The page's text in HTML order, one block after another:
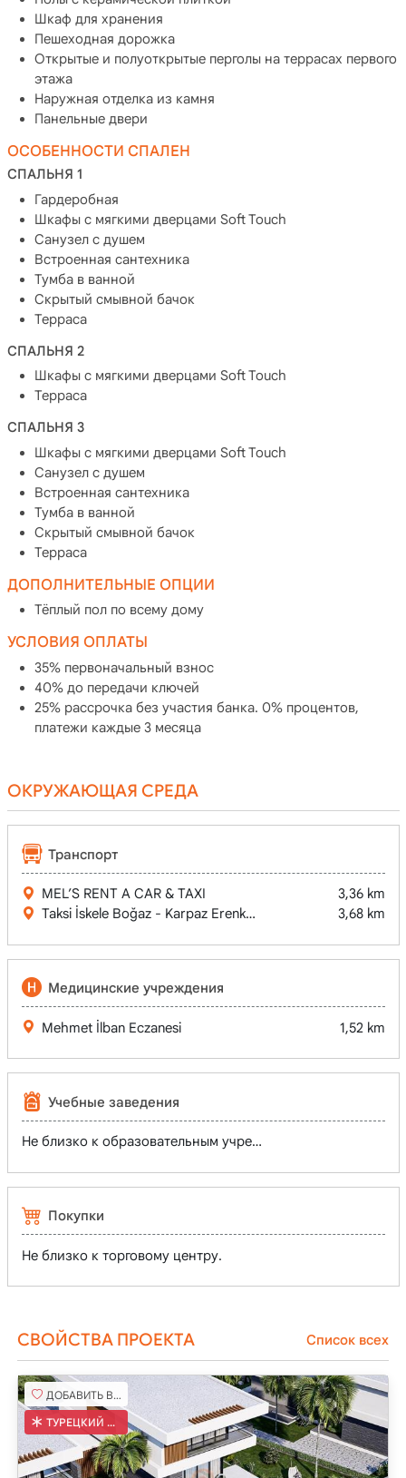
Шкаф для хранения
Пешеходная дорожка
Открытые и полуоткрытые перголы на террасах первого
этажа
Наружная отделка из камня
Панельные двери
ОСОБЕННОСТИ СПАЛЕН
СПАЛЬНЯ 1
Гардеробная
Шкафы с мягкими дверцами Soft Touch
Санузел с душем
Встроенная сантехника
Тумба в ванной
Скрытый смывной бачок
Терраса
СПАЛЬНЯ 2
Шкафы с мягкими дверцами Soft Touch
Терраса
СПАЛЬНЯ 3
Шкафы с мягкими дверцами Soft Touch
Санузел с душем
Встроенная сантехника
Тумба в ванной
Скрытый смывной бачок
Терраса
ДОПОЛНИТЕЛЬНЫЕ ОПЦИИ
Тёплый пол по всему дому
УСЛОВИЯ ОПЛАТЫ
35% первоначальный взнос
40% до передачи ключей
25% рассрочка без участия банка. 0% процентов,
платежи каждые 3 месяца
ОКРУЖАЮЩАЯ СРЕДА
Транспорт
MEL’S RENT A CAR & TAXI
3,36 km
Taksi İskele Boğaz - Karpaz Erenköy (Gata Marina) Ercan
3,68 km
Медицинские учреждения
Mehmet İlban Eczanesi 1,52 km
Учебные заведения
Не близко к образовательным учреждениям
Покупки
Не близко к торговому центру.
СВОЙСТВА ПРОЕКТА Список всех
ДОБАВИТЬ В ИЗБРАННОЕ
ТУРЕЦКИЙ КОБ